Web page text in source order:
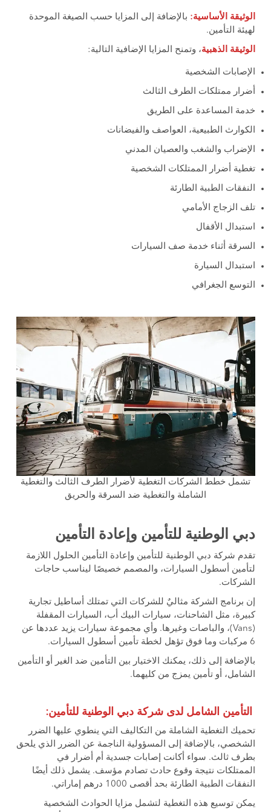
الوثيقة الأساسية: بالإضافة إلى المزايا حسب الصيغة الموحدة
لهيئة التأمين.
الوثيقة الذهبية، وتمنح المزايا الإضافية التالية:
الإصابات الشخصية
أضرار ممتلكات الطرف الثالث
خدمة المساعدة على الطريق
الكوارث الطبيعية، العواصف والفيضانات
الإضراب والشغب والعصيان المدني
تغطية أضرار الممتلكات الشخصية
النفقات الطبية الطارئة
تلف الزجاج الأمامي
استبدال الأقفال
السرقة أثناء خدمة صف السيارات
استبدال السيارة
التوسع الجغرافي
تشمل خطط الشركات التغطية لأضرار الطرف الثالث والتغطية
الشاملة والتغطية ضد السرقة والحريق
دبي الوطنية للتأمين وإعادة التأمين
تقدم شركة دبي الوطنية للتأمين وإعادة التأمين الحلول اللازمة
لتأمين أسطول السيارات، والمصمم خصيصًا ليناسب حاجات
الشركات.
إن برنامج الشركة مثاليٌ للشركات التي تمتلك أساطيل تجارية
كبيرة، مثل الشاحنات، سيارات البيك أب، السيارات المقفلة
(Vans)، والباصات وغيرها. وأي مجموعة سيارات يزيد عددها عن
6 مركبات وما فوق تؤهل لخطة تأمين أسطول السيارات.
بالإضافة إلى ذلك، يمكنك الاختيار بين التأمين ضد الغير أو التأمين
الشامل، أو تأمين يمزج من كليهما.
التأمين الشامل لدى شركة دبي الوطنية للتأمين:
تحميك التغطية الشاملة من التكاليف التي ينطوي عليها الضرر
الشخصي، بالإضافة إلى المسؤولية الناجمة عن الضرر الذي يلحق
بطرف ثالث. سواء أكانت إصابات جسدية أم أضرار في
الممتلكات نتيجة وقوع حادث تصادم مؤسف. يشمل ذلك أيضًا
النفقات الطبية الطارئة بحد أقصى 1000 درهم إماراتي.
يمكن توسيع هذه التغطية لتشمل مزايا الحوادث الشخصية